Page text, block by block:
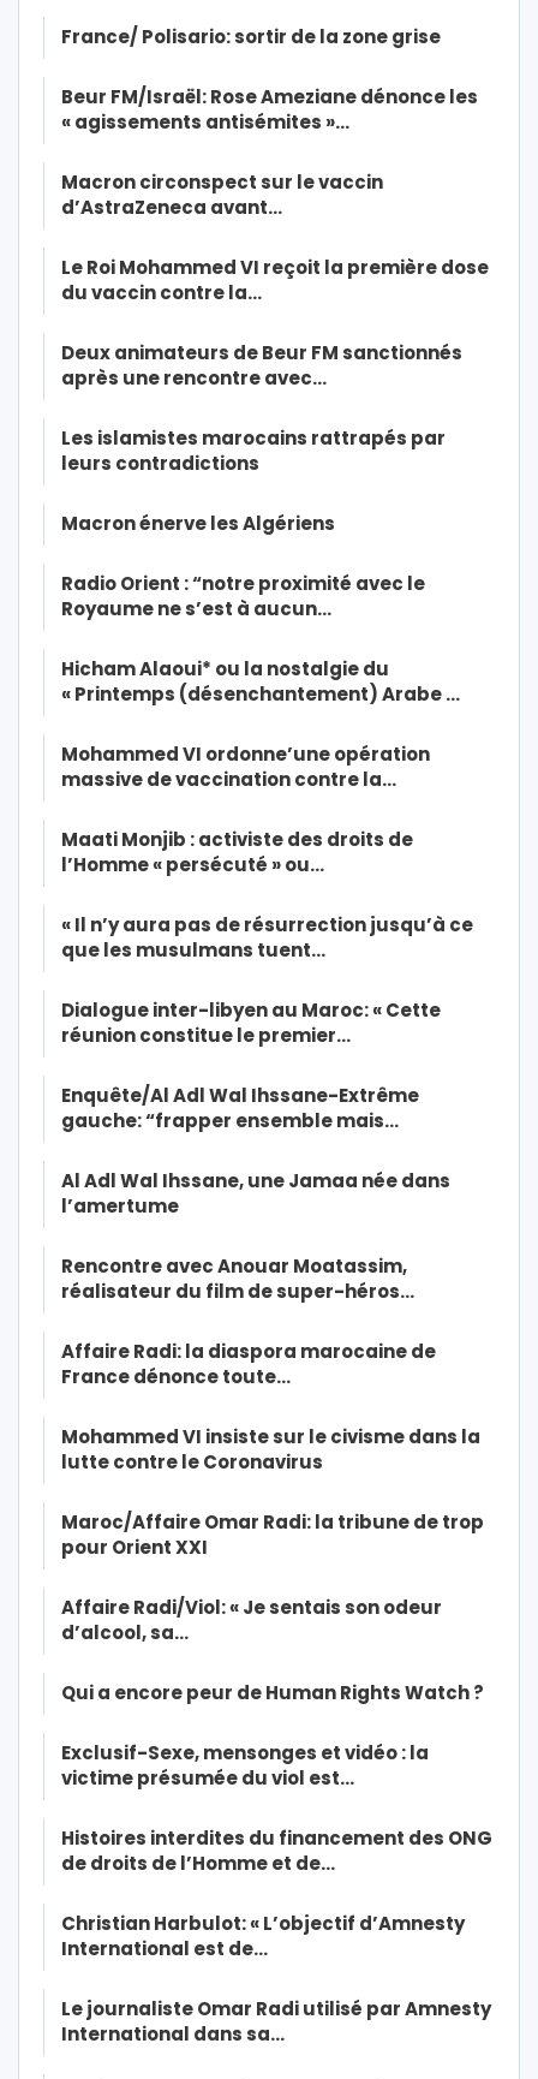
France/ Polisario: sortir de la zone grise
Beur FM/Israël: Rose Ameziane dénonce les
« agissements antisémites »…
Macron circonspect sur le vaccin
d’AstraZeneca avant…
Le Roi Mohammed VI reçoit la première dose
du vaccin contre la…
Deux animateurs de Beur FM sanctionnés
après une rencontre avec…
Les islamistes marocains rattrapés par
leurs contradictions
Macron énerve les Algériens
Radio Orient : “notre proximité avec le
Royaume ne s’est à aucun…
Hicham Alaoui* ou la nostalgie du
« Printemps (désenchantement) Arabe …
Mohammed VI ordonne’une opération
massive de vaccination contre la…
Maati Monjib : activiste des droits de
l’Homme « persécuté » ou…
« Il n’y aura pas de résurrection jusqu’à ce
que les musulmans tuent…
Dialogue inter-libyen au Maroc: « Cette
réunion constitue le premier…
Enquête/Al Adl Wal Ihssane-Extrême
gauche: “frapper ensemble mais…
Al Adl Wal Ihssane, une Jamaa née dans
l’amertume
Rencontre avec Anouar Moatassim,
réalisateur du film de super-héros…
Affaire Radi: la diaspora marocaine de
France dénonce toute…
Mohammed VI insiste sur le civisme dans la
lutte contre le Coronavirus
Maroc/Affaire Omar Radi: la tribune de trop
pour Orient XXI
Affaire Radi/Viol: « Je sentais son odeur
d’alcool, sa…
Qui a encore peur de Human Rights Watch ?
Exclusif-Sexe, mensonges et vidéo : la
victime présumée du viol est…
Histoires interdites du financement des ONG
de droits de l’Homme et de…
Christian Harbulot: « L’objectif d’Amnesty
International est de…
Le journaliste Omar Radi utilisé par Amnesty
International dans sa…